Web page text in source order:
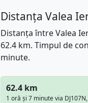
Distanța Valea
Distanța între Valea
62.4 km. Timpul de
minute.
62.4 km
1 oră și 7 minute via